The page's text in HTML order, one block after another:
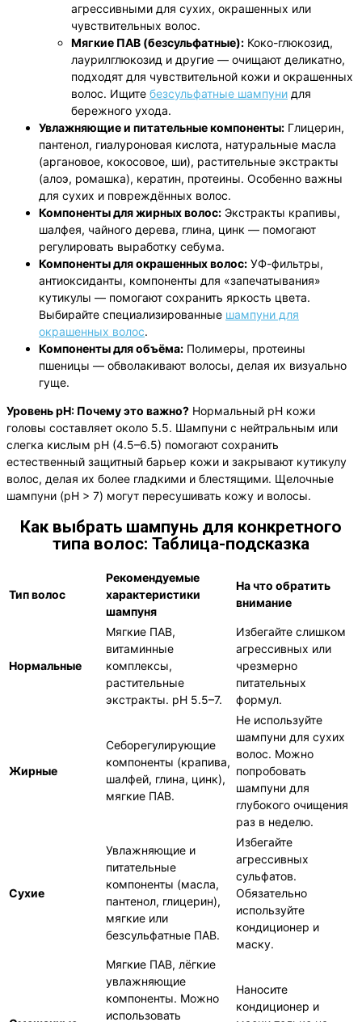
агрессивными для сухих, окрашенных или
чувствительных волос.
Мягкие ПАВ (безсульфатные): Коко-глюкозид,
лаурилглюкозид и другие — очищают деликатно,
подходят для чувствительной кожи и окрашенных
волос. Ищите безсульфатные шампуни для
бережного ухода.
Увлажняющие и питательные компоненты: Глицерин,
пантенол, гиалуроновая кислота, натуральные масла
(аргановое, кокосовое, ши), растительные экстракты
(алоэ, ромашка), кератин, протеины. Особенно важны
для сухих и повреждённых волос.
Компоненты для жирных волос: Экстракты крапивы,
шалфея, чайного дерева, глина, цинк — помогают
регулировать выработку себума.
Компоненты для окрашенных волос: УФ-фильтры,
антиоксиданты, компоненты для «запечатывания»
кутикулы — помогают сохранить яркость цвета.
Выбирайте специализированные шампуни для
окрашенных волос.
Компоненты для объёма: Полимеры, протеины
пшеницы — обволакивают волосы, делая их визуально
гуще.
Уровень pH: Почему это важно? Нормальный pH кожи
головы составляет около 5.5. Шампуни с нейтральным или
слегка кислым pH (4.5–6.5) помогают сохранить
естественный защитный барьер кожи и закрывают кутикулу
волос, делая их более гладкими и блестящими. Щелочные
шампуни (pH > 7) могут пересушивать кожу и волосы.
Как выбрать шампунь для конкретного
типа волос: Таблица-подсказка
Тип волос
Рекомендуемые
характеристики
шампуня
На что обратить
внимание
Нормальные
Мягкие ПАВ,
витаминные
комплексы,
растительные
экстракты. pH 5.5–7.
Избегайте слишком
агрессивных или
чрезмерно
питательных
формул.
Жирные
Себорегулирующие
компоненты (крапива,
шалфей, глина, цинк),
мягкие ПАВ.
Не используйте
шампуни для сухих
волос. Можно
попробовать
шампуни для
глубокого очищения
раз в неделю.
Сухие
Увлажняющие и
питательные
компоненты (масла,
пантенол, глицерин),
мягкие или
безсульфатные ПАВ.
Избегайте
агрессивных
сульфатов.
Обязательно
используйте
кондиционер и
маску.
Мягкие ПАВ, лёгкие
увлажняющие
компоненты. Можно
использовать
Наносите
кондиционер и